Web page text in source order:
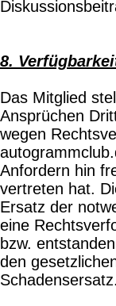
8.
Das Mitglied
Ansprüchen
wegen
Anfordern hin
vertreten hat.
Ersatz der
eine
bzw.
den
Schadensersatz.